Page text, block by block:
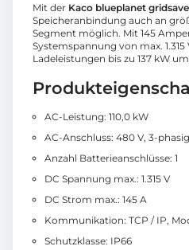
Mit der Kaco blueplanet gridsave
Speicheranbindung auch an
Segment möglich. Mit 145
Systemspannung von max.
Ladeleistungen bis zu 137 kW
AC-Leistung: 110,0 kW
AC-Anschluss: 480 V, 3-phasig
Anzahl Batterieanschlüsse: 1
DC Spannung max.: 1.315 V
DC Strom max.: 145 A
Kommunikation: TCP / IP,
Schutzklasse: IP66